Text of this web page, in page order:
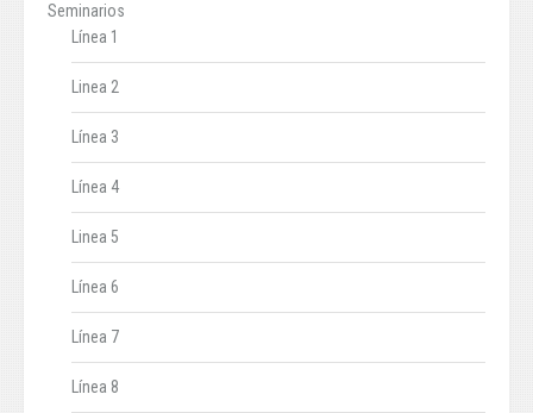
Seminarios
Línea 1
Linea 2
Línea 3
Línea 4
Linea 5
Línea 6
Línea 7
Línea 8